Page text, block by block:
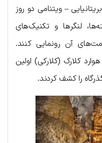
– ویتنامی دو روز
لنگرها و تکنیک‌های
آن رونمایی کنند.
کلارک (کلارکی) اولین
را کشف کردند.